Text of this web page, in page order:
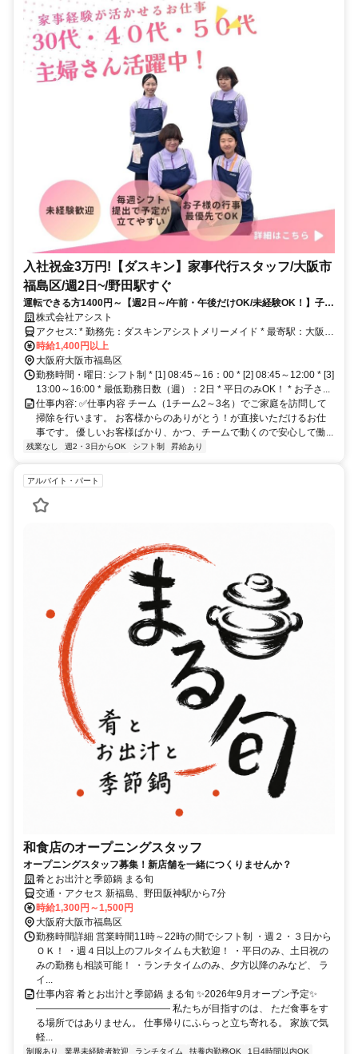
入社祝金3万円!【ダスキン】家事代行スタッフ/大阪市
福島区/週2日~/野田駅すぐ
運転できる方1400円～【週2日～/午前・午後だけOK/未経験OK！】子供
の行事100％休めます！毎週シフト提出で家庭と両立可！
株式会社アシスト
アクセス: * 勤務先：ダスキンアシストメリーメイド * 最寄駅：大阪環
状線 野田駅 徒歩2分、Ｏｓａｋａ Ｍｅｔｒｏ千日前線 野田阪神
駅・阪神本線 野田駅 徒歩6分、 * 住所：大阪府大阪市福島区吉野
3-8-29 * 自転車通勤可！
時給1,400円以上
大阪府大阪市福島区
勤務時間・曜日: シフト制 * [1] 08:45～16：00 * [2] 08:45～12:00 * [3]
13:00～16:00 * 最低勤務日数（週）：2日 * 平日のみOK！ * お子さ...
仕事内容: ✅仕事内容 チーム（1チーム2～3名）でご家庭を訪問して
掃除を行います。 お客様からのありがとう！が直接いただけるお仕
事です。 優しいお客様ばかり、かつ、チームで動くので安心して働...
残業なし 週2・3日からOK シフト制 昇給あり
アルバイト・パート
和食店のオープニングスタッフ
オープニングスタッフ募集！新店舗を一緒につくりませんか？
肴とお出汁と季節鍋 まる旬
交通・アクセス 新福島、野田阪神駅から7分
時給1,300円～1,500円
大阪府大阪市福島区
勤務時間詳細 営業時間11時～22時の間でシフト制 ・週２・３日から
ＯＫ！ ・週４日以上のフルタイムも大歓迎！ ・平日のみ、土日祝の
みの勤務も相談可能！ ・ランチタイムのみ、夕方以降のみなど、 ラ
イ...
仕事内容 肴とお出汁と季節鍋 まる旬 ✨2026年9月オープン予定✨
―――――――――――――― 私たちが目指すのは、 ただ食事をす
る場所ではありません。 仕事帰りにふらっと立ち寄れる。 家族で気
軽...
制服あり 業界未経験者歓迎 ランチタイム 扶養内勤務OK 1日4時間以内OK